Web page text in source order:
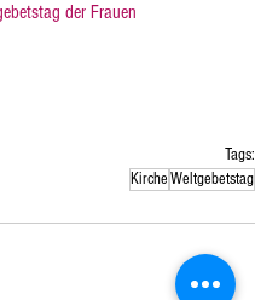
der Frauen
Tags:
KircheWeltgebetstag